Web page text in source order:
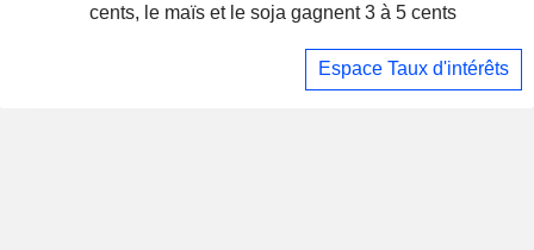
cents, le maïs et le soja gagnent 3 à 5 cents
Espace Taux d'intérêts